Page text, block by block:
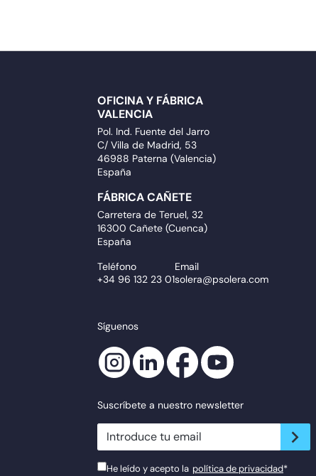
OFICINA Y FÁBRICA
VALENCIA
Pol. Ind. Fuente del Jarro
C/ Villa de Madrid, 53
46988 Paterna (Valencia)
España
FÁBRICA CAÑETE
Carretera de Teruel, 32
16300 Cañete (Cuenca)
España
Teléfono
+34 96 132 23 01
Email
solera@psolera.com
Síguenos
Suscríbete a nuestro newsletter
newsletter.suscribe
He leído y acepto la política de privacidad*